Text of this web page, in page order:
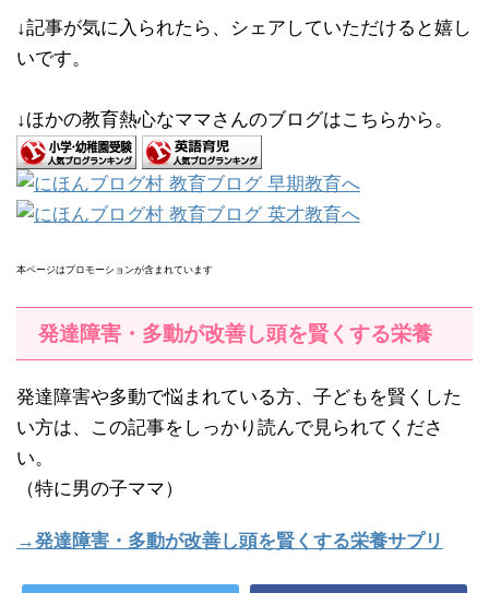
↓記事が気に入られたら、シェアしていただけると嬉し
いです。
↓ほかの教育熱心なママさんのブログはこちらから。
本ページはプロモーションが含まれています
発達障害・多動が改善し頭を賢くする栄養
発達障害や多動で悩まれている方、子どもを賢くした
い方は、この記事をしっかり読んで見られてくださ
い。
（特に男の子ママ）
→発達障害・多動が改善し頭を賢くする栄養サプリ